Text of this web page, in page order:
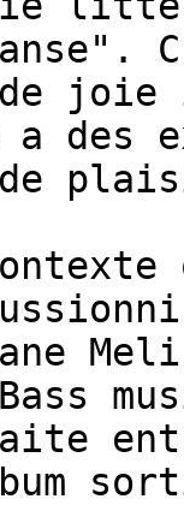
de
a des
de